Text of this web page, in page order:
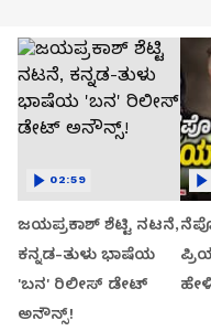
ಜಯಪ್ರಕಾಶ್ ಶೆಟ್ಟಿ ನಟನೆ,
ಕನ್ನಡ-ತುಳು ಭಾಷೆಯ
'ಬನ' ರಿಲೀಸ್ ಡೇಟ್
ಅನೌನ್ಸ್!
02:59